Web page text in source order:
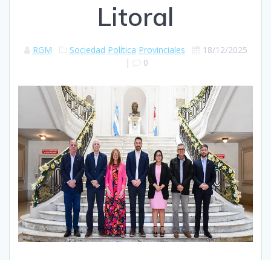
Litoral
RGM Sociedad Política Provinciales
18/12/2025
|
0